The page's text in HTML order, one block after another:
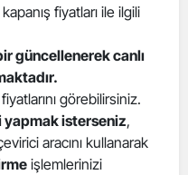
Çankırı
Çorum
Denizli
Diyarbakır
Edirne
fiyatları ile ilgili
güncellenerek canlı
fiyatlarını görebilirsiniz.
yapmak isterseniz,
aracını kullanarak
işlemlerinizi